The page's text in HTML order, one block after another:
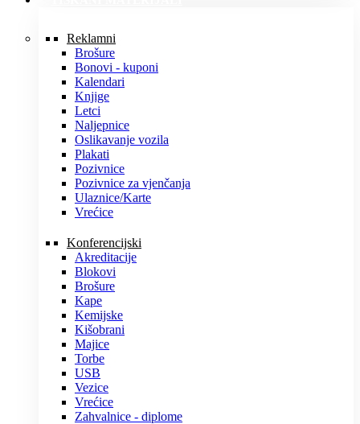
Reklamni
Brošure
Bonovi - kuponi
Kalendari
Knjige
Letci
Naljepnice
Oslikavanje vozila
Plakati
Pozivnice
Pozivnice za vjenčanja
Ulaznice/Karte
Vrećice
Konferencijski
Akreditacije
Blokovi
Brošure
Kape
Kemijske
Kišobrani
Majice
Torbe
USB
Vezice
Vrećice
Zahvalnice - diplome